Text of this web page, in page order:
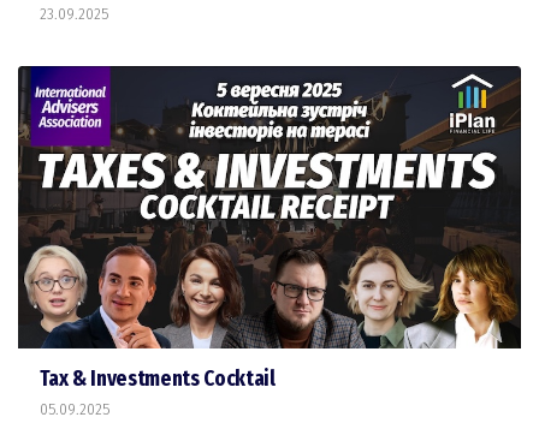
23.09.2025
Tax & Investments Cocktail
05.09.2025